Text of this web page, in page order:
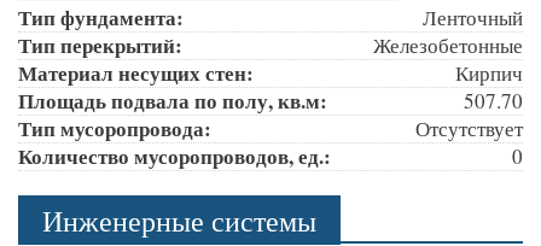
Тип фундамента: Ленточный
Тип перекрытий: Железобетонные
Материал несущих стен: Кирпич
Площадь подвала по полу, кв.м: 507.70
Тип мусоропровода: Отсутствует
Количество мусоропроводов, ед.: 0
Инженерные системы